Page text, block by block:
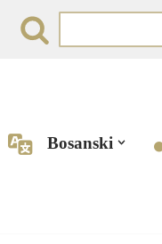
Bosanski